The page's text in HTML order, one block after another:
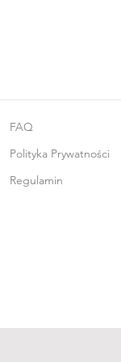
FAQ
Polityka Prywatności
Regulamin